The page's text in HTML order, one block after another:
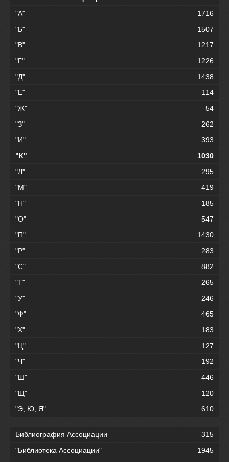
"А"
1716
"Б"
1507
"В"
1217
"Г"
1226
"Д"
1438
"Е"
114
"Ж"
54
"З"
262
"И"
393
"К"
1030
"Л"
295
"М"
419
"Н"
185
"О"
547
"П"
1430
"Р"
283
"С"
882
"Т"
265
"У"
246
"Ф"
465
"Х"
183
"Ц"
127
"Ч"
192
"Ш"
446
"Щ"
120
"Э, Ю, Я"
610
Библиография Ассоциации
315
"Библиотека Ассоциации"
1945